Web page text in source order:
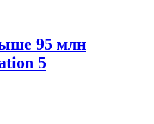
95 млн
5